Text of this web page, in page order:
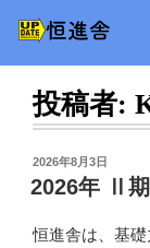
投稿者:
投
稿
2026年8月3日
2026年 Ⅱ
恒進舎は、基